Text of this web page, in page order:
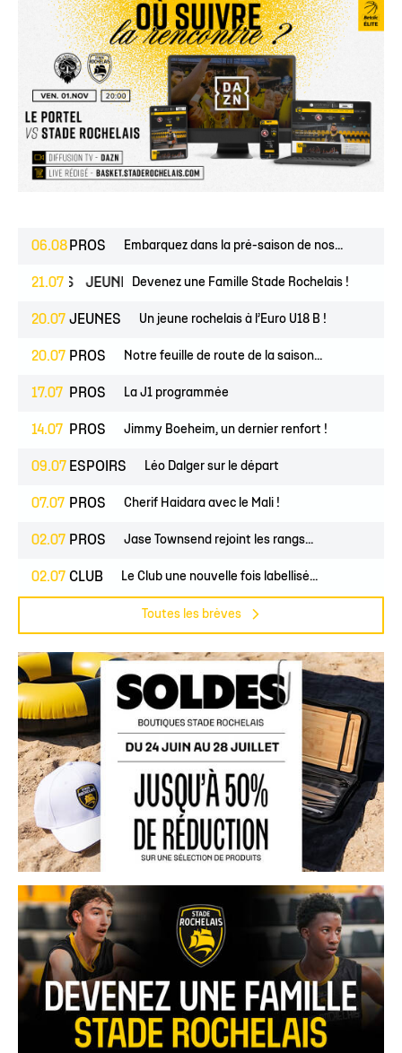
06.08 PROS Embarquez dans la pré-saison de nos...
21.07JEUNES Devenez une Famille Stade Rochelais !
20.07 JEUNES Un jeune rochelais à l’Euro U18 B !
20.07 PROS Notre feuille de route de la saison...
17.07 PROS La J1 programmée
14.07 PROS Jimmy Boeheim, un dernier renfort !
09.07 ESPOIRS Léo Dalger sur le départ
07.07 PROS Cherif Haidara avec le Mali !
02.07 PROS Jase Townsend rejoint les rangs...
02.07 CLUB Le Club une nouvelle fois labellisé...
Toutes les brèves